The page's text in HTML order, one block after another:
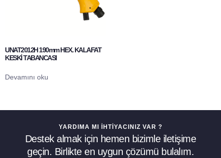
UNAT2012H 190mm HEX. KALAFAT
KESKİ TABANCASI
Devamını oku
YARDIMA MI İHTIYACINIZ VAR ?
Destek almak için hemen bizimle iletişime
geçin. Birlikte en uygun çözümü bulalım.